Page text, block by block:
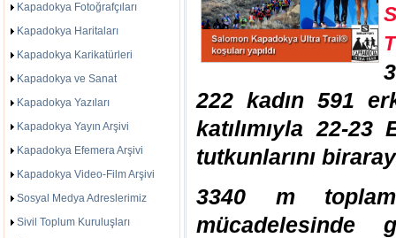
Kapadokya Fotoğrafçıları
Kapadokya Haritaları
Kapadokya Karikatürleri
Kapadokya ve Sanat
Kapadokya Yazıları
Kapadokya Yayın Arşivi
Kapadokya Efemera Arşivi
Kapadokya Video-Film Arşivi
Sosyal Medya Adreslerimiz
Sivil Toplum Kuruluşları
222 kadın 591
katılımıyla 22-23
tutkunlarını
3340 m
mücadelesinde